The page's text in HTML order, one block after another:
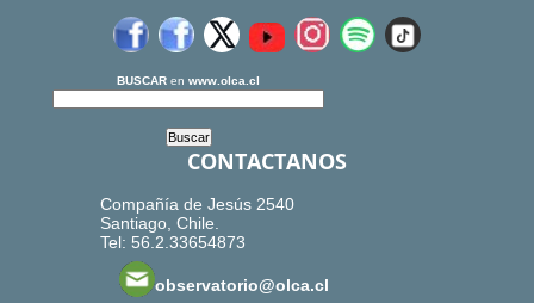
BUSCAR en www.olca.cl
CONTACTANOS
Compañía de Jesús 2540
Santiago, Chile.
Tel: 56.2.33654873
observatorio@olca.cl